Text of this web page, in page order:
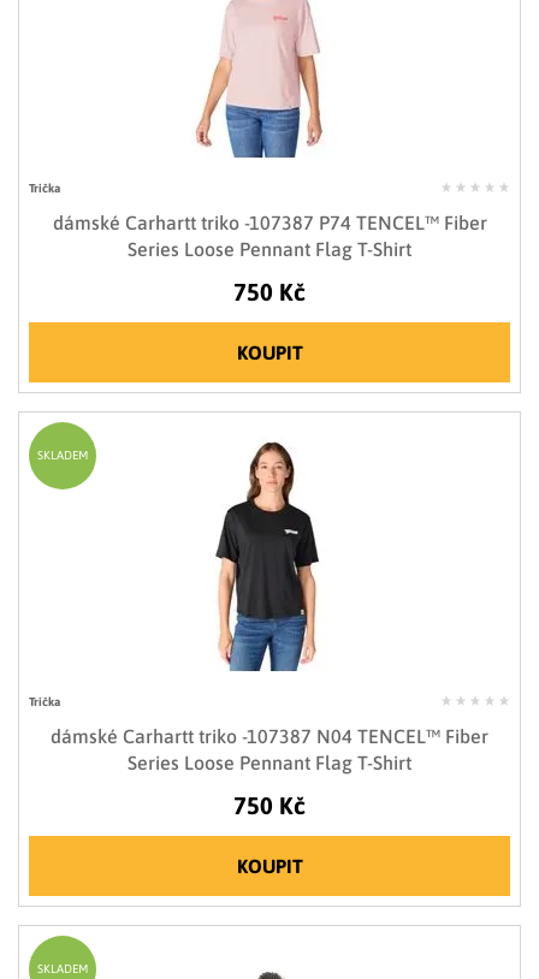
Trička
dámské Carhartt triko -107387 P74 TENCEL™ Fiber
Series Loose Pennant Flag T-Shirt
750 Kč
KOUPIT
Trička
dámské Carhartt triko -107387 N04 TENCEL™ Fiber
Series Loose Pennant Flag T-Shirt
750 Kč
KOUPIT
SKLADEM
SKLADEM